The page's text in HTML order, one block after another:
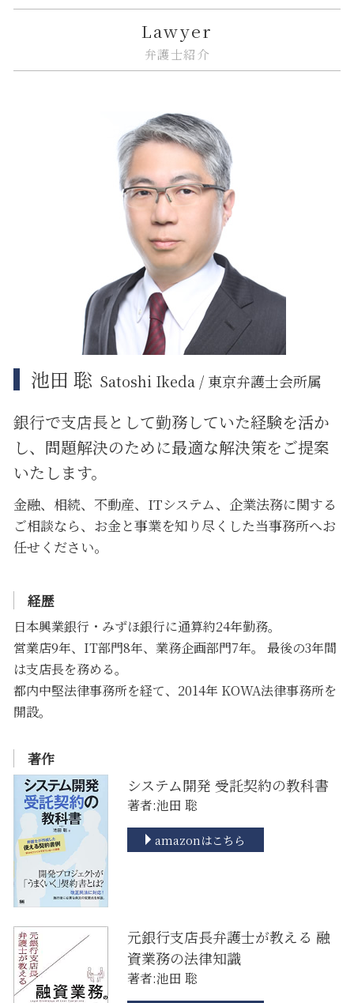
マンション 強制退去
相隣関係 トラブル
金融商品 トラブル
誹謗中傷 インターネット
誹謗中傷 いじめ 違い
システム開発 問題
弁護士 リーガルチェック 費用
itシステム リスク
リーガルチェック 必要性
紛争解決 できること
企業法務 債権回収
下請法 改正 いつから
企業法務 契約書
リーガルチェック 契約書
企業法務 トラブル
江東区 ITシステム 法律問題
品川区 ITシステム 法律問題
大田区 相続 相談
江東区 相続 相談
品川区 遺産分割
江東区 遺産分割
江東区 借地借家トラブル
大田区 ITシステム 法律問題
中央区 遺産分割
Lawyer
弁護士紹介
池田 聡 Satoshi Ikeda / 東京弁護士会所属
銀行で支店長として勤務していた経験を活か
し、問題解決のために最適な解決策をご提案
いたします。
金融、相続、不動産、ITシステム、企業法務に関する
ご相談なら、お金と事業を知り尽くした当事務所へお
任せください。
経歴
日本興業銀行・みずほ銀行に通算約24年勤務。
営業店9年、IT部門8年、業務企画部門7年。 最後の3年間
は支店長を務める。
都内中堅法律事務所を経て、2014年 KOWA法律事務所を
開設。
著作
システム開発 受託契約の教科書
著者:池田 聡
amazonはこちら
元銀行支店長弁護士が教える 融
資業務の法律知識
著者:池田 聡